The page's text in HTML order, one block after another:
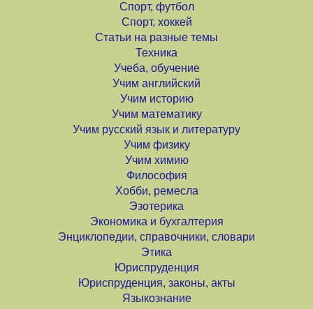
Спорт, футбол
Спорт, хоккей
Статьи на разные темы
Техника
Учеба, обучение
Учим английский
Учим историю
Учим математику
Учим русский язык и литературу
Учим физику
Учим химию
Философия
Хобби, ремесла
Эзотерика
Экономика и бухгалтерия
Энциклопедии, справочники, словари
Этика
Юриспруденция
Юриспруденция, законы, акты
Языкознание